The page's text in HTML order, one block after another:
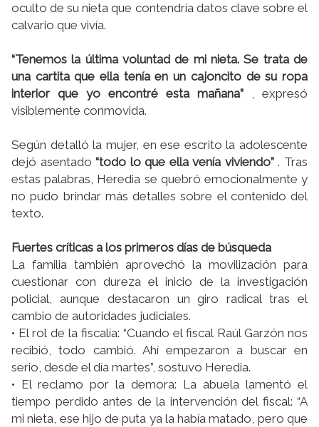
oculto de su nieta que contendría datos clave sobre el
calvario que vivía.
“Tenemos la última voluntad de mi nieta. Se trata de
una cartita que ella tenía en un cajoncito de su ropa
interior que yo encontré esta mañana” , expresó
visiblemente conmovida.
Según detalló la mujer, en ese escrito la adolescente
dejó asentado“todo lo que ella venía viviendo”. Tras
estas palabras, Heredia se quebró emocionalmente y
no pudo brindar más detalles sobre el contenido del
texto.
Fuertes críticas a los primeros días de búsqueda
La familia también aprovechó la movilización para
cuestionar con dureza el inicio de la investigación
policial, aunque destacaron un giro radical tras el
cambio de autoridades judiciales.
• El rol de la fiscalía: “Cuando el fiscal Raúl Garzón nos
recibió, todo cambió. Ahí empezaron a buscar en
serio, desde el día martes”, sostuvo Heredia.
• El reclamo por la demora: La abuela lamentó el
tiempo perdido antes de la intervención del fiscal: “A
mi nieta, ese hijo de puta ya la había matado, pero que